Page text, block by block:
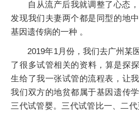
自从流产后我就调整了心态，
发现我们夫妻两个都是同型的地
基因遗传病的一种 。
2019年1月份，我们去广州某
了很多试管相关的资料，算是探
生给了我一张试管的流程表，让
我们双方的地贫都属于基因遗传
三代试管婴。三代试管比一、二